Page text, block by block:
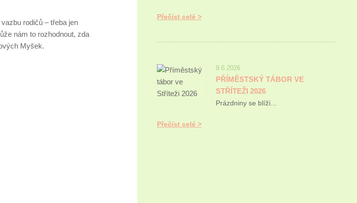
rodičů – třeba jen
nám to rozhodnout, zda
Myšek.
Přečíst celé
9.6.2026
PŘÍMĚSTSKÝ TÁBOR VE
STŘÍTEŽI 2026
Prázdniny se blíží...
Přečíst celé